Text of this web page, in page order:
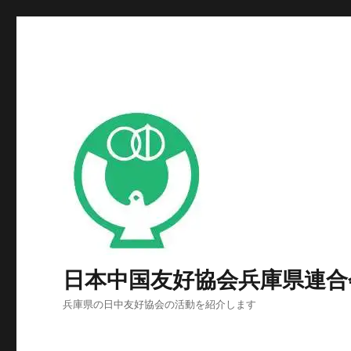
日本中国友好協会兵庫県連
兵庫県の日中友好協会の活動を紹介します